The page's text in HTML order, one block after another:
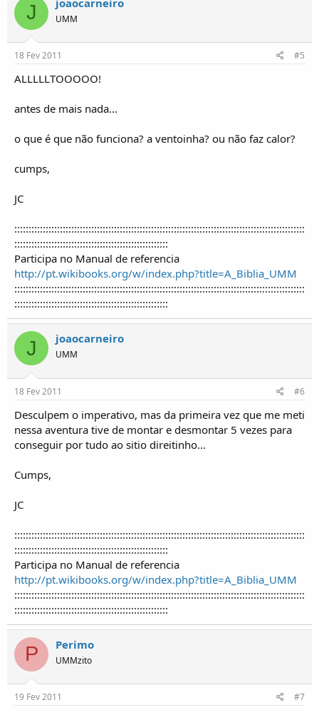
J UMM
18 Fev 2011 #5
ALLLLLTOOOOO!
antes de mais nada...
o que é que não funciona? a ventoinha? ou não faz calor?
cumps,
JC
::::::::::::::::::::::::::::::::::::::::::::::::::::::::::::::::::::::::::::::::::::::::::::::::::::::
::::::::::::::::::::::::::::::::::::::::::::::::::::::
Participa no Manual de referencia
http://pt.wikibooks.org/w/index.php?title=A_Biblia_UMM
::::::::::::::::::::::::::::::::::::::::::::::::::::::::::::::::::::::::::::::::::::::::::::::::::::::
::::::::::::::::::::::::::::::::::::::::::::::::::::::
J joaocarneiro
UMM
18 Fev 2011 #6
Desculpem o imperativo, mas da primeira vez que me meti
nessa aventura tive de montar e desmontar 5 vezes para
conseguir por tudo ao sitio direitinho...
Cumps,
JC
::::::::::::::::::::::::::::::::::::::::::::::::::::::::::::::::::::::::::::::::::::::::::::::::::::::
::::::::::::::::::::::::::::::::::::::::::::::::::::::
Participa no Manual de referencia
http://pt.wikibooks.org/w/index.php?title=A_Biblia_UMM
::::::::::::::::::::::::::::::::::::::::::::::::::::::::::::::::::::::::::::::::::::::::::::::::::::::
::::::::::::::::::::::::::::::::::::::::::::::::::::::
P Perimo
UMMzito
19 Fev 2011 #7